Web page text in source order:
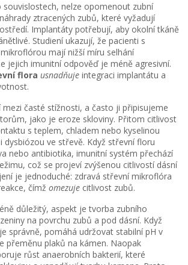
souvislostech, nelze opomenout zubní
ztracených zubů, které vyžadují
. Implantáty potřebují, aby okolní tkáně
Studiení ukazují, že pacienti s
mají nižší míru selhání
jejich imunitní odpověď je méně agresivní.
flora usnadňuje integraci implantátu a
časté stížnosti, a často ji připisujeme
jako je eroze skloviny. Přitom citlivost
s teplem, chladem nebo kyselinou
dysbiózou ve střevě. Když střevní floru
nebo antibiotika, imunitní systém přechází
což se projeví zvýšenou citlivostí dásní
je jednoduché: zdravá střevní mikroflóra
čímž omezuje citlivost zubů.
důležitý, aspekt je tvorba zubního
na povrchu zubů a pod dásní. Když
správně, pomáhá udržovat stabilní pH v
přeměnu plaků na kámen. Naopak
růst anaerobních bakterií, které